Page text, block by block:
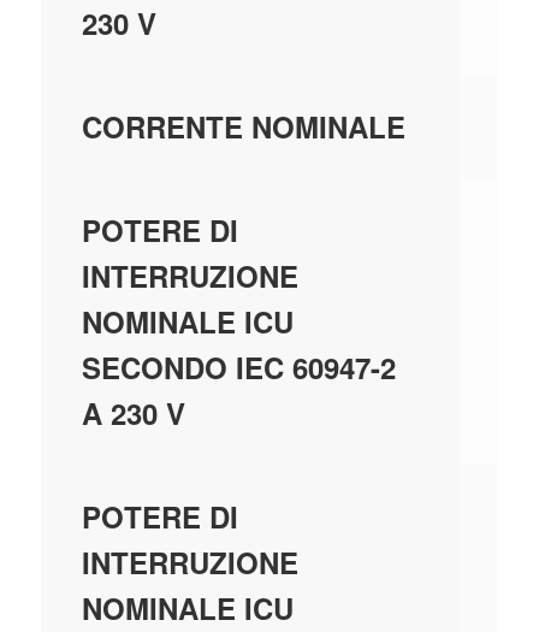
230 V
CORRENTE NOMINALE
POTERE DI
INTERRUZIONE
NOMINALE ICU
SECONDO IEC 60947-2
A 230 V
POTERE DI
INTERRUZIONE
NOMINALE ICU